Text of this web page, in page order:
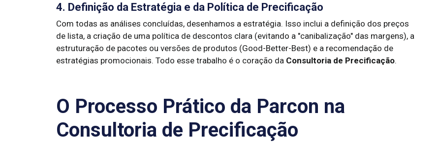
4. Definição da Estratégia e da Política de Precificação
Com todas as análises concluídas, desenhamos a estratégia. Isso inclui a definição dos preços
de lista, a criação de uma política de descontos clara (evitando a "canibalização" das margens), a
estruturação de pacotes ou versões de produtos (Good-Better-Best) e a recomendação de
estratégias promocionais. Todo esse trabalho é o coração da Consultoria de Precificação.
O Processo Prático da Parcon na
Consultoria de Precificação